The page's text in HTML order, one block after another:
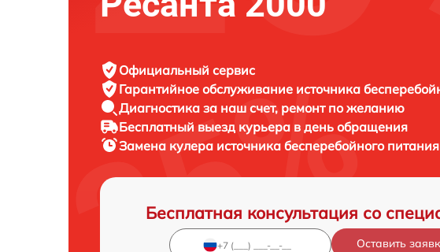
Официальный сервис
Гарантийное обслуживание источника
Диагностика за наш счет, ремонт по желанию
Бесплатный выезд курьера в день обращения
Замена кулера источника бесперебойного питания
Бесплатная консультация со
Оставить